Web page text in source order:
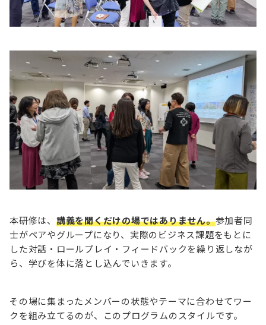
本研修は、 講義を聞くだけの場ではありません。参加者同
士がペアやグループになり、実際のビジネス課題をもとに
した対話・ロールプレイ・フィードバックを繰り返しなが
ら、学びを体に落とし込んでいきます。
その場に集まったメンバーの状態やテーマに合わせてワー
クを組み立てるのが、このプログラムのスタイルです。